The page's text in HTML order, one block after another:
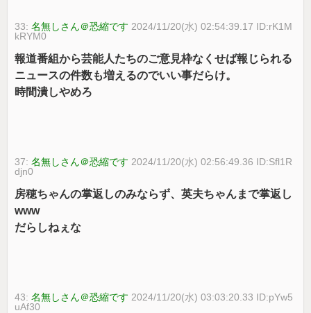
33:名無しさん＠恐縮です 2024/11/20(水) 02:54:39.17 ID:rK1M
kRYM0
報道番組から芸能人たちのご意見枠なくせば報じられる
ニュースの件数も増えるのでいい事だらけ。
時間潰しやめろ
37:名無しさん＠恐縮です 2024/11/20(水) 02:56:49.36 ID:Sfl1R
djn0
房穂ちゃんの掌返しのみならず、英夫ちゃんまで掌返し
www
だらしねぇな
43:名無しさん＠恐縮です 2024/11/20(水) 03:03:20.33 ID:pYw5
uAf30